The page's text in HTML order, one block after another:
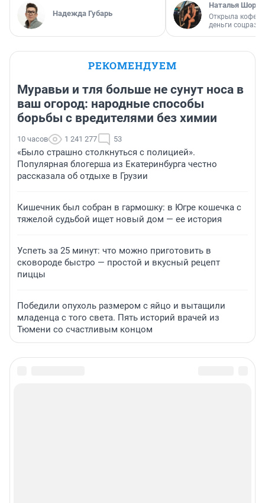
Надежда Губарь
Наталья
Открыла
деньги
РЕКОМЕНДУЕМ
Муравьи и тля больше не сунут носа в
ваш огород: народные способы
борьбы с вредителями без химии
10 часов 1 241 277 53
«Было страшно столкнуться с полицией».
Популярная блогерша из Екатеринбурга честно
рассказала об отдыхе в Грузии
Кишечник был собран в гармошку: в Югре кошечка с
тяжелой судьбой ищет новый дом — ее история
Успеть за 25 минут: что можно приготовить в
сковороде быстро — простой и вкусный рецепт
пиццы
Победили опухоль размером с яйцо и вытащили
младенца с того света. Пять историй врачей из
Тюмени со счастливым концом